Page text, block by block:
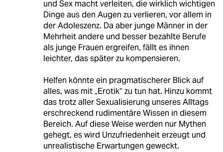
und Sex macht verleiten, die wirklich wichtigen
Dinge aus den Augen zu verlieren, vor allem in
der Adoleszenz. Da aber junge Männer in der
Mehrheit andere und besser bezahlte Berufe
als junge Frauen ergreifen, fällt es ihnen
leichter, das später zu kompensieren.
Helfen könnte ein pragmatischerer Blick auf
alles, was mit „Erotik“ zu tun hat. Hinzu kommt
das trotz aller Sexualisierung unseres Alltags
erschreckend rudimentäre Wissen in diesem
Bereich. Auf diese Weise werden nur Mythen
gehegt, es wird Unzufriedenheit erzeugt und
unrealistische Erwartungen geweckt.